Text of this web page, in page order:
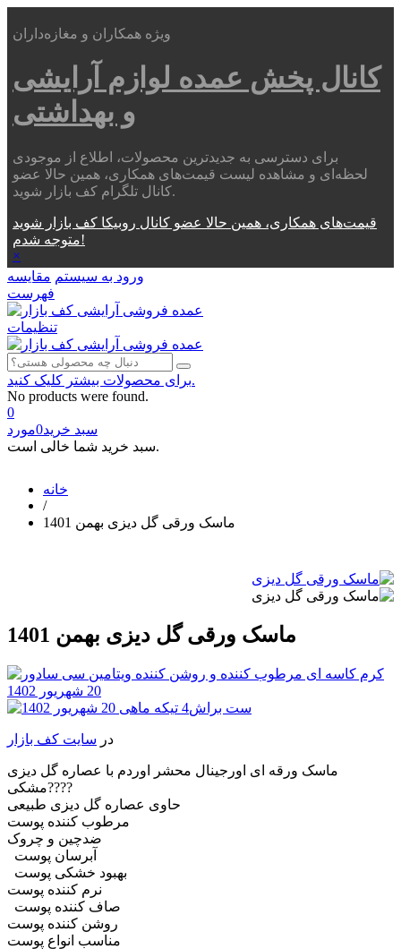
ویژه همکاران و مغازه‌داران
کانال پخش عمده لوازم آرایشی
و بهداشتی
برای دسترسی به جدیدترین محصولات، اطلاع از موجودی
لحظه‌ای و مشاهده لیست قیمت‌های همکاری، همین حالا عضو
کانال تلگرام کف بازار شوید.
قیمت‌های همکاری، همین حالا عضو کانال روبیکا کف بازار شوید
متوجه شدم!
×
ورود به سیستم مقایسه
فهرست
تنظیمات
برای محصولات بیشتر کلیک کنید.
No products were found.
0
سبد خرید0مورد
سبد خرید شما خالی است.
خانه
/
ماسک ورقی گل دیزی بهمن 1401
ماسک ورقی گل دیزی بهمن 1401
در سایت کف بازار
ماسک ورقه ای اورجینال محشر اوردم با عصاره گل دیزی
مشکی????
حاوی عصاره گل دیزی طبیعی
مرطوب کننده پوست
ضدچین و چروک
آبرسان پوست
بهبود خشکی پوست
نرم کننده پوست
صاف کننده پوست
روشن کننده پوست
مناسب انواع پوست